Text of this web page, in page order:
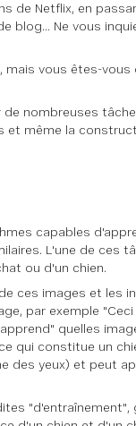
de Netflix, en
blog... Ne vous
vous êtes-vous
nombreuses
et même la
capables
L'une de ces
ou d'un chien.
ces images et les
par exemple
quelles
qui constitue un
des yeux) et peut
"d'entraînement",